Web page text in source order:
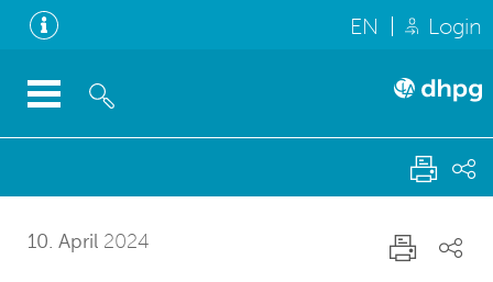
EN Login
10. April 2024